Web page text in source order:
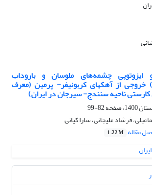
ایزوتوپی چشمه‌های ملوسان و باروداب
خروجی از آهکهای کربونیفر- پرمین (معرف
ناحیه سنندج- سیرجان در ایران)
82-99
فرشاد علیجانی، سارا کیانی
مقاله 1.22 M